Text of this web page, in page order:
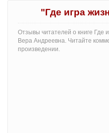
"Где игра
Отзывы читателей о книге Где
Вера Андреевна. Читайте
произведении.